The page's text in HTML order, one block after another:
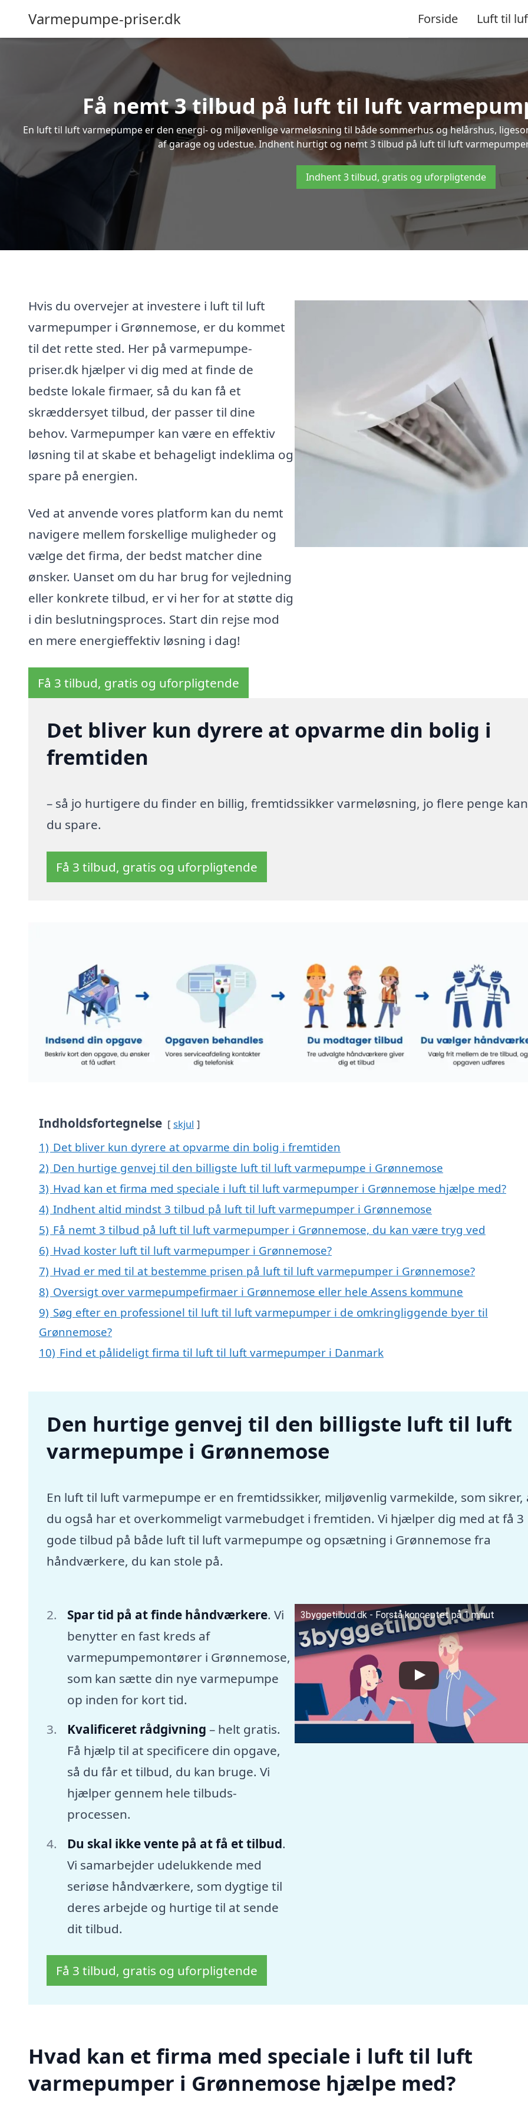
Varmepumpe-priser.dk Forside Luft til
Få nemt 3 tilbud på luft til luft
En luft til luft varmepumpe er den energi- og miljøvenlige varmeløsning til både sommerhus og helårshus,
af garage og udestue. Indhent hurtigt og nemt 3 tilbud på luft til luft
Indhent 3 tilbud, gratis og uforpligtende
Hvis du overvejer at investere i luft til luft
varmepumper i Grønnemose, er du kommet
til det rette sted. Her på varmepumpe-
priser.dk hjælper vi dig med at finde de
bedste lokale firmaer, så du kan få et
skræddersyet tilbud, der passer til dine
behov. Varmepumper kan være en effektiv
løsning til at skabe et behageligt indeklima og
spare på energien.
Ved at anvende vores platform kan du nemt
navigere mellem forskellige muligheder og
vælge det firma, der bedst matcher dine
ønsker. Uanset om du har brug for vejledning
eller konkrete tilbud, er vi her for at støtte dig
i din beslutningsproces. Start din rejse mod
en mere energieffektiv løsning i dag!
Få 3 tilbud, gratis og uforpligtende
Det bliver kun dyrere at opvarme din bolig i
fremtiden
– så jo hurtigere du finder en billig, fremtidssikker varmeløsning, jo flere penge kan
du spare.
Få 3 tilbud, gratis og uforpligtende
Indholdsfortegnelse skjul
1) Det bliver kun dyrere at opvarme din bolig i fremtiden
2) Den hurtige genvej til den billigste luft til luft varmepumpe i Grønnemose
3) Hvad kan et firma med speciale i luft til luft varmepumper i Grønnemose hjælpe med?
4) Indhent altid mindst 3 tilbud på luft til luft varmepumper i Grønnemose
5) Få nemt 3 tilbud på luft til luft varmepumper i Grønnemose, du kan være tryg ved
6) Hvad koster luft til luft varmepumper i Grønnemose?
7) Hvad er med til at bestemme prisen på luft til luft varmepumper i Grønnemose?
8) Oversigt over varmepumpefirmaer i Grønnemose eller hele Assens kommune
9) Søg efter en professionel til luft til luft varmepumper i de omkringliggende byer til
Grønnemose?
10) Find et pålideligt firma til luft til luft varmepumper i Danmark
Den hurtige genvej til den billigste luft til luft
varmepumpe i Grønnemose
En luft til luft varmepumpe er en fremtidssikker, miljøvenlig varmekilde, som sikrer,
du også har et overkommeligt varmebudget i fremtiden. Vi hjælper dig med at få 3
gode tilbud på både luft til luft varmepumpe og opsætning i Grønnemose fra
håndværkere, du kan stole på.
Spar tid på at finde håndværkere. Vi
benytter en fast kreds af
varmepumpemontører i Grønnemose,
som kan sætte din nye varmepumpe
op inden for kort tid.
Kvalificeret rådgivning – helt gratis.
Få hjælp til at specificere din opgave,
så du får et tilbud, du kan bruge. Vi
hjælper gennem hele tilbuds-
processen.
Du skal ikke vente på at få et tilbud.
Vi samarbejder udelukkende med
seriøse håndværkere, som dygtige til
deres arbejde og hurtige til at sende
dit tilbud.
3byggetilbud.dk - Forstå konceptet på 1 minut
Få 3 tilbud, gratis og uforpligtende
Hvad kan et firma med speciale i luft til luft
varmepumper i Grønnemose hjælpe med?